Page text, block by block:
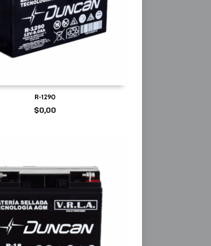
R-1290
$0,00